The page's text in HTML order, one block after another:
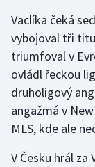
Judo
Krasobruslení
Lezení
Lyže a
Moderní
Vaclíka čeká
vybojoval tři
triumfoval v
ovládl řeckou
druholigový
angažmá v
MLS, kde ale
V Česku hrál za